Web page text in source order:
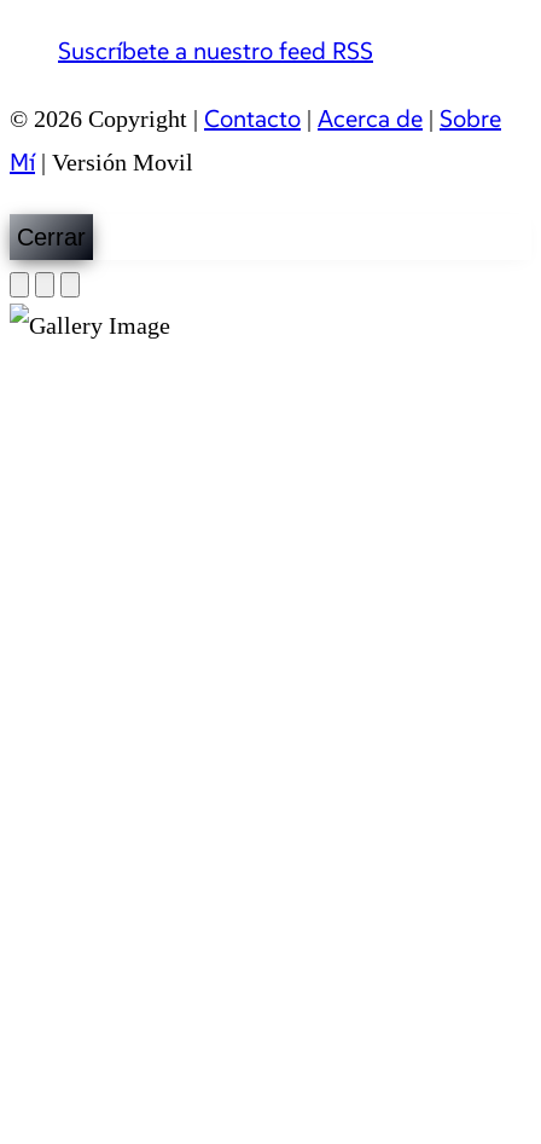
Suscríbete a nuestro feed RSS
© 2026 Copyright | Contacto | Acerca de | Sobre
Mí| Versión Movil
Cerrar